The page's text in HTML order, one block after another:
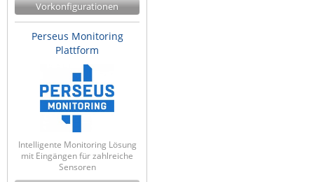
Vorkonfigurationen
Perseus Monitoring
Plattform
Intelligente Monitoring Lösung
mit Eingängen für zahlreiche
Sensoren